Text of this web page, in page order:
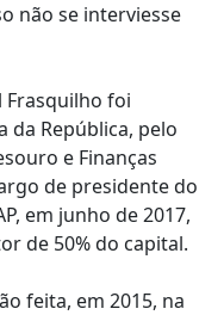
não se interviesse
Frasquilho foi
da República, pelo
e Finanças
de presidente do
em junho de 2017,
de 50% do capital.
feita, em 2015, na